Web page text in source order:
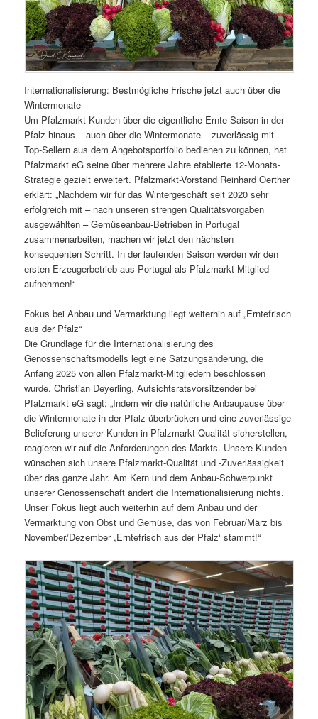
Internationalisierung: Bestmögliche Frische jetzt auch über die
Wintermonate
Um Pfalzmarkt-Kunden über die eigentliche Ernte-Saison in der
Pfalz hinaus – auch über die Wintermonate – zuverlässig mit
Top-Sellern aus dem Angebotsportfolio bedienen zu können, hat
Pfalzmarkt eG seine über mehrere Jahre etablierte 12-Monats-
Strategie gezielt erweitert. Pfalzmarkt-Vorstand Reinhard Oerther
erklärt: „Nachdem wir für das Wintergeschäft seit 2020 sehr
erfolgreich mit – nach unseren strengen Qualitätsvorgaben
ausgewählten – Gemüseanbau-Betrieben in Portugal
zusammenarbeiten, machen wir jetzt den nächsten
konsequenten Schritt. In der laufenden Saison werden wir den
ersten Erzeugerbetrieb aus Portugal als Pfalzmarkt-Mitglied
aufnehmen!“
Fokus bei Anbau und Vermarktung liegt weiterhin auf „Erntefrisch
aus der Pfalz“
Die Grundlage für die Internationalisierung des
Genossenschaftsmodells legt eine Satzungsänderung, die
Anfang 2025 von allen Pfalzmarkt-Mitgliedern beschlossen
wurde. Christian Deyerling, Aufsichtsratsvorsitzender bei
Pfalzmarkt eG sagt: „Indem wir die natürliche Anbaupause über
die Wintermonate in der Pfalz überbrücken und eine zuverlässige
Belieferung unserer Kunden in Pfalzmarkt-Qualität sicherstellen,
reagieren wir auf die Anforderungen des Markts. Unsere Kunden
wünschen sich unsere Pfalzmarkt-Qualität und -Zuverlässigkeit
über das ganze Jahr. Am Kern und dem Anbau-Schwerpunkt
unserer Genossenschaft ändert die Internationalisierung nichts.
Unser Fokus liegt auch weiterhin auf dem Anbau und der
Vermarktung von Obst und Gemüse, das von Februar/März bis
November/Dezember ,Erntefrisch aus der Pfalz‘ stammt!“